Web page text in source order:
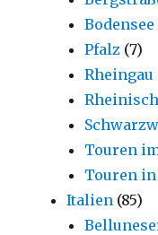
Bodensee
Pfalz (7)
Rheingau
Touren
Touren
Italien (85)